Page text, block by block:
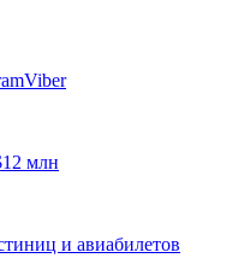
Viber
млн
и авиабилетов